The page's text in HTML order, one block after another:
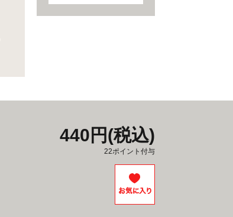
440円(税込)
22ポイント付与